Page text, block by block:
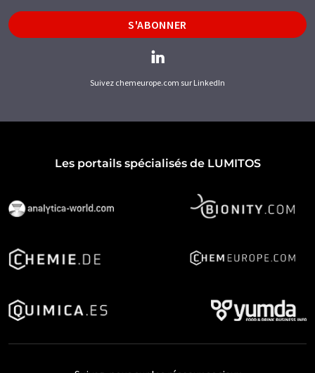
S'ABONNER
Suivez chemeurope.com sur LinkedIn
Les portails spécialisés de LUMITOS